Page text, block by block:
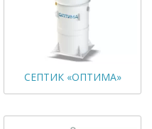
СЕПТИК «ОПТИМА»